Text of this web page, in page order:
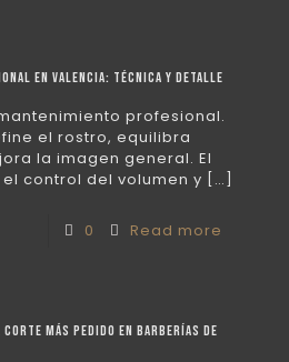
en Valencia: técnica y detalle
profesional.
el rostro, equilibra
la imagen general. El
control del volumen y […]
0 Read more
más pedido en barberías de